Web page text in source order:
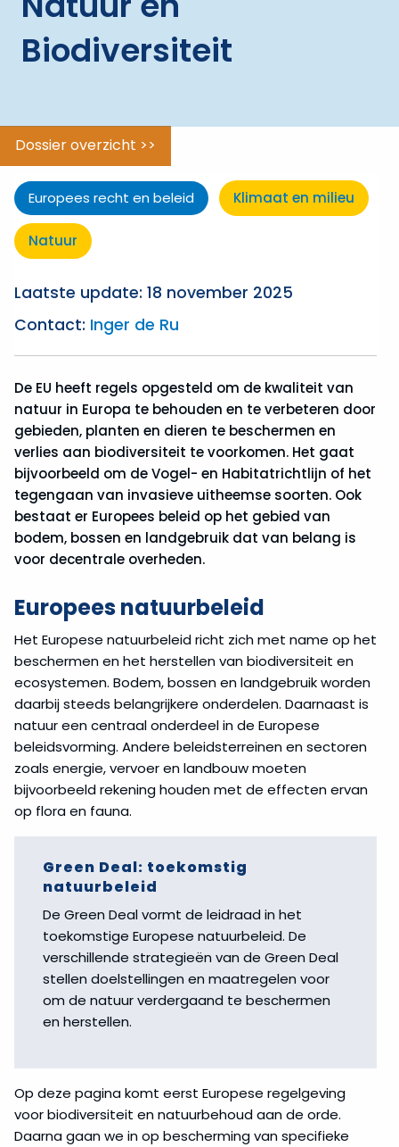
Biodiversiteit
Natuur
en
Biodiversiteit
menu
Dossier overzicht >>
Europees recht en beleid Klimaat en milieu
Natuur
Laatste update: 18 november 2025
Contact: Inger de Ru
De EU heeft regels opgesteld om de kwaliteit van
natuur in Europa te behouden en te verbeteren door
gebieden, planten en dieren te beschermen en
verlies aan biodiversiteit te voorkomen. Het gaat
bijvoorbeeld om de Vogel- en Habitatrichtlijn of het
tegengaan van invasieve uitheemse soorten. Ook
bestaat er Europees beleid op het gebied van
bodem, bossen en landgebruik dat van belang is
voor decentrale overheden.
Europees natuurbeleid
Het Europese natuurbeleid richt zich met name op het
beschermen en het herstellen van biodiversiteit en
ecosystemen. Bodem, bossen en landgebruik worden
daarbij steeds belangrijkere onderdelen. Daarnaast is
natuur een centraal onderdeel in de Europese
beleidsvorming. Andere beleidsterreinen en sectoren
zoals energie, vervoer en landbouw moeten
bijvoorbeeld rekening houden met de effecten ervan
op flora en fauna.
Green Deal: toekomstig
natuurbeleid
De Green Deal vormt de leidraad in het
toekomstige Europese natuurbeleid. De
verschillende strategieën van de Green Deal
stellen doelstellingen en maatregelen voor
om de natuur verdergaand te beschermen
en herstellen.
Op deze pagina komt eerst Europese regelgeving
voor biodiversiteit en natuurbehoud aan de orde.
Daarna gaan we in op bescherming van specifieke